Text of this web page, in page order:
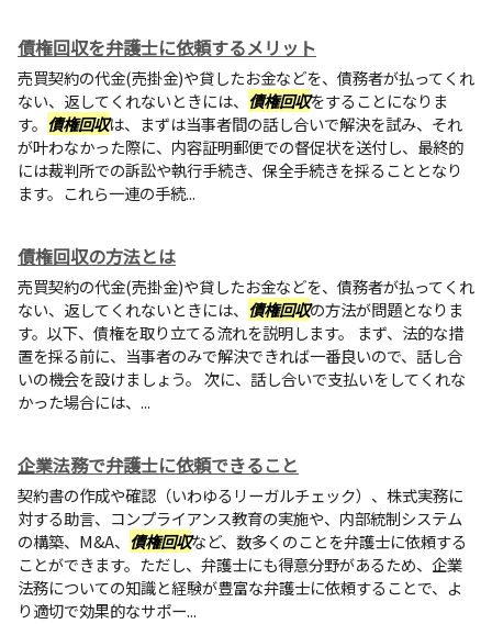
債権回収を弁護士に依頼するメリット
売買契約の代金(売掛金)や貸したお金などを、債務者が払ってくれ
ない、返してくれないときには、 債権回収をすることになりま
す。 債権回収は、まずは当事者間の話し合いで解決を試み、それ
が叶わなかった際に、内容証明郵便での督促状を送付し、最終的
には裁判所での訴訟や執行手続き、保全手続きを採ることとなり
ます。これら一連の手続...
債権回収の方法とは
売買契約の代金(売掛金)や貸したお金などを、債務者が払ってくれ
ない、返してくれないときには、 債権回収の方法が問題となりま
す。以下、債権を取り立てる流れを説明します。 まず、法的な措
置を採る前に、当事者のみで解決できれば一番良いので、話し合
いの機会を設けましょう。 次に、話し合いで支払いをしてくれな
かった場合には、...
企業法務で弁護士に依頼できること
契約書の作成や確認（いわゆるリーガルチェック）、株式実務に
対する助言、コンプライアンス教育の実施や、内部統制システム
の構築、M&A、 債権回収など、数多くのことを弁護士に依頼する
ことができます。ただし、弁護士にも得意分野があるため、企業
法務についての知識と経験が豊富な弁護士に依頼することで、よ
り適切で効果的なサポー...